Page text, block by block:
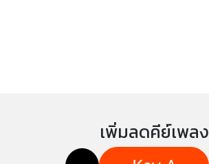
เพิ่มลดคีย์เพลง